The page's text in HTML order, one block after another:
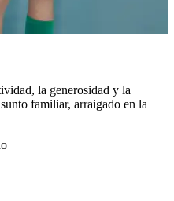
la generosidad y la
familiar, arraigado en la